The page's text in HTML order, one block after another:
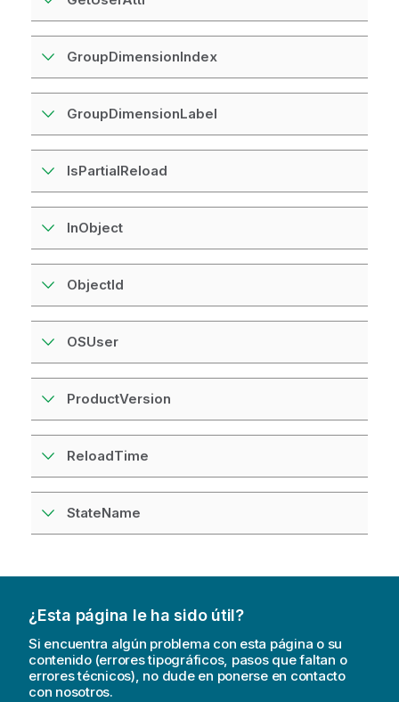
GroupDimensionIndex
GroupDimensionLabel
IsPartialReload
InObject
ObjectId
OSUser
ProductVersion
ReloadTime
StateName
¿Esta página le ha sido útil?
Si encuentra algún problema con esta página o su
contenido (errores tipográficos, pasos que faltan o
errores técnicos), no dude en ponerse en contacto
con nosotros.